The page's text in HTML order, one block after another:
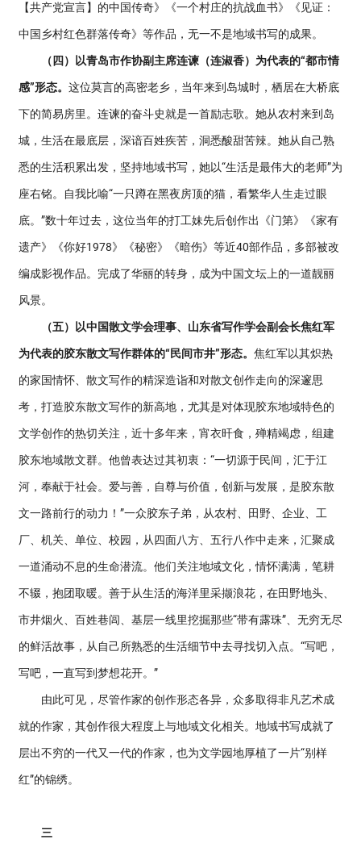
【共产党宣言】的中国传奇》《一个村庄的抗战血书》《见证：
中国乡村红色群落传奇》等作品，无一不是地域书写的成果。
（四）以青岛市作协副主席连谏（连淑香）为代表的“都市情
感”形态。 这位莫言的高密老乡，当年来到岛城时，栖居在大桥底
下的简易房里。连谏的奋斗史就是一首励志歌。她从农村来到岛
城，生活在最底层，深谙百姓疾苦，洞悉酸甜苦辣。她从自己熟
悉的生活积累出发，坚持地域书写，她以“生活是最伟大的老师”为
座右铭。自我比喻“一只蹲在黑夜房顶的猫，看繁华人生走过眼
底。”数十年过去，这位当年的打工妹先后创作出《门第》《家有
遗产》《你好1978》《秘密》《暗伤》等近40部作品，多部被改
编成影视作品。完成了华丽的转身，成为中国文坛上的一道靓丽
风景。
（五）以中国散文学会理事、山东省写作学会副会长焦红军
为代表的胶东散文写作群体的“民间市井”形态。 焦红军以其炽热
的家国情怀、散文写作的精深造诣和对散文创作走向的深邃思
考，打造胶东散文写作的新高地，尤其是对体现胶东地域特色的
文学创作的热切关注，近十多年来，宵衣旰食，殚精竭虑，组建
胶东地域散文群。他曾表达过其初衷：“一切源于民间，汇于江
河，奉献于社会。爱与善，自尊与价值，创新与发展，是胶东散
文一路前行的动力！”一众胶东子弟，从农村、田野、企业、工
厂、机关、单位、校园，从四面八方、五行八作中走来，汇聚成
一道涌动不息的生命潜流。他们关注地域文化，情怀满满，笔耕
不辍，抱团取暖。善于从生活的海洋里采撷浪花，在田野地头、
市井烟火、百姓巷闾、基层一线里挖掘那些“带有露珠”、无穷无尽
的鲜活故事，从自己所熟悉的生活细节中去寻找切入点。“写吧，
写吧，一直写到梦想花开。”
由此可见，尽管作家的创作形态各异，众多取得非凡艺术成
就的作家，其创作很大程度上与地域文化相关。地域书写成就了
层出不穷的一代又一代的作家，也为文学园地厚植了一片“别样
红”的锦绣。
三